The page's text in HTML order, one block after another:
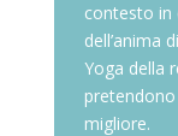
contesto in
dell’anima
Yoga della
migliore.